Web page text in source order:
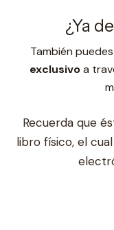
¿Ya
También
exclusivoa
Recuerda que
libro físico, el